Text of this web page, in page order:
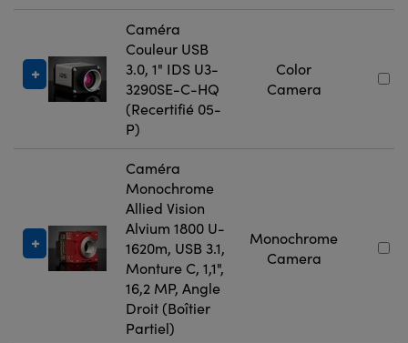
Caméra
Couleur USB
3.0, 1" IDS U3-
3290SE-C-HQ
(Recertifié 05-
P)
Color
Camera
Caméra
Monochrome
Allied Vision
Alvium 1800 U-
1620m, USB 3.1,
Monture C, 1,1",
16,2 MP, Angle
Droit (Boîtier
Partiel)
Monochrome
Camera